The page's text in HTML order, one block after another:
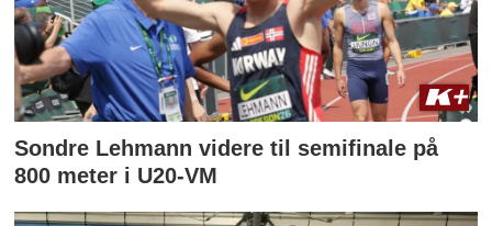
Sondre Lehmann videre til semifinale på
800 meter i U20-VM